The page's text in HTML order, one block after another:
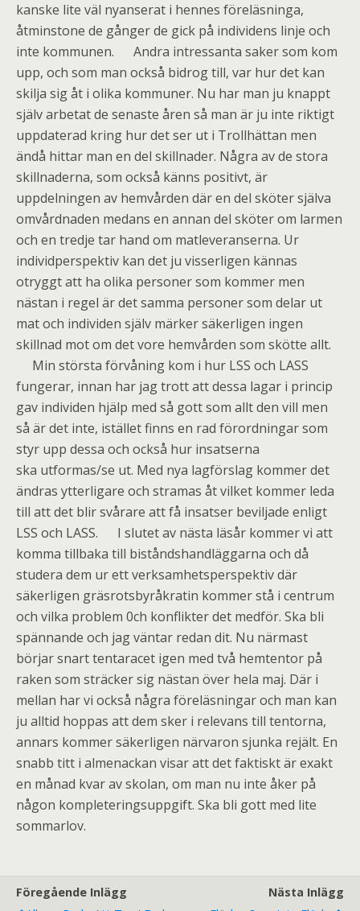
kanske lite väl nyanserat i hennes föreläsninga,
åtminstone de gånger de gick på individens linje och
inte kommunen. Andra intressanta saker som kom
upp, och som man också bidrog till, var hur det kan
skilja sig åt i olika kommuner. Nu har man ju knappt
själv arbetat de senaste åren så man är ju inte riktigt
uppdaterad kring hur det ser ut i Trollhättan men
ändå hittar man en del skillnader. Några av de stora
skillnaderna, som också känns positivt, är
uppdelningen av hemvården där en del sköter själva
omvårdnaden medans en annan del sköter om larmen
och en tredje tar hand om matleveranserna. Ur
individperspektiv kan det ju visserligen kännas
otryggt att ha olika personer som kommer men
nästan i regel är det samma personer som delar ut
mat och individen själv märker säkerligen ingen
skillnad mot om det vore hemvården som skötte allt.
Min största förvåning kom i hur LSS och LASS
fungerar, innan har jag trott att dessa lagar i princip
gav individen hjälp med så gott som allt den vill men
så är det inte, istället finns en rad förordningar som
styr upp dessa och också hur insatserna
ska utformas/se ut. Med nya lagförslag kommer det
ändras ytterligare och stramas åt vilket kommer leda
till att det blir svårare att få insatser beviljade enligt
LSS och LASS. I slutet av nästa läsår kommer vi att
komma tillbaka till biståndshandläggarna och då
studera dem ur ett verksamhetsperspektiv där
säkerligen gräsrotsbyråkratin kommer stå i centrum
och vilka problem 0ch konflikter det medför. Ska bli
spännande och jag väntar redan dit. Nu närmast
börjar snart tentaracet igen med två hemtentor på
raken som sträcker sig nästan över hela maj. Där i
mellan har vi också några föreläsningar och man kan
ju alltid hoppas att dem sker i relevans till tentorna,
annars kommer säkerligen närvaron sjunka rejält. En
snabb titt i almenackan visar att det faktiskt är exakt
en månad kvar av skolan, om man nu inte åker på
någon kompleteringsuppgift. Ska bli gott med lite
sommarlov.
Föregående Inlägg
Nästa Inlägg